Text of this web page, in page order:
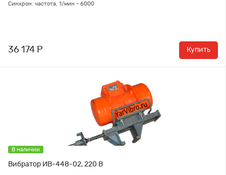
Синхрон. частота, 1/мин - 6000
36 174 Р Купить
В наличии
Вибратор ИВ-448-02, 220 В